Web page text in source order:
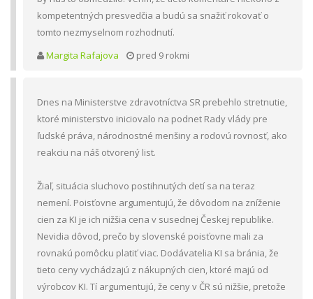
kompetentných presvedčia a budú sa snažiť rokovať o
tomto nezmyselnom rozhodnutí.
Margita Rafajova
pred 9 rokmi
Dnes na Ministerstve zdravotníctva SR prebehlo stretnutie,
ktoré ministerstvo iniciovalo na podnet Rady vlády pre
ľudské práva, národnostné menšiny a rodovú rovnosť, ako
reakciu na náš otvorený list.
Žiaľ, situácia sluchovo postihnutých detí sa na teraz
nemení. Poisťovne argumentujú, že dôvodom na zníženie
cien za KI je ich nižšia cena v susednej Českej republike.
Nevidia dôvod, prečo by slovenské poisťovne mali za
rovnakú pomôcku platiť viac. Dodávatelia KI sa bránia, že
tieto ceny vychádzajú z nákupných cien, ktoré majú od
výrobcov KI. Tí argumentujú, že ceny v ČR sú nižšie, pretože